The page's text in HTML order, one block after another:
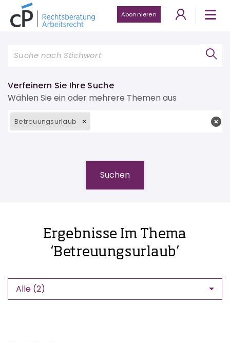
Abonnieren
Verfeinern Sie Ihre Suche
Wählen Sie ein oder mehrere Themen aus
Betreuungsurlaub
Ergebnisse Im Thema
‘Betreuungsurlaub’
Alle (2)